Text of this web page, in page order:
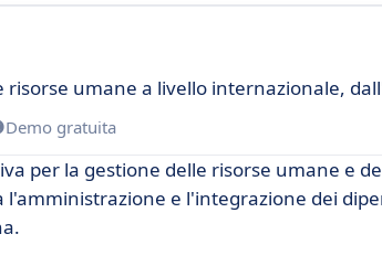
risorse umane a livello internazionale,
Demo gratuita
per la gestione delle risorse umane e
l'amministrazione e l'integrazione dei